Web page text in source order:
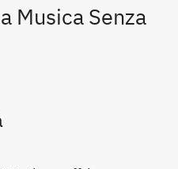
Musica Senza